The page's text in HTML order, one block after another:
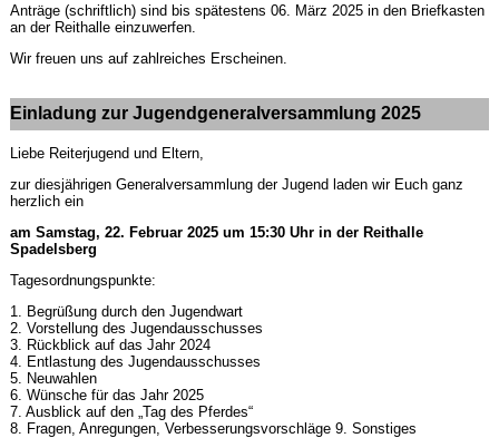
Anträge (schriftlich) sind bis spätestens 06. März 2025 in den Briefkasten
an der Reithalle einzuwerfen.
Wir freuen uns auf zahlreiches Erscheinen.
Einladung zur Jugendgeneralversammlung 2025
Liebe Reiterjugend und Eltern,
zur diesjährigen Generalversammlung der Jugend laden wir Euch ganz
herzlich ein
am Samstag, 22. Februar 2025 um 15:30 Uhr in der Reithalle
Spadelsberg
Tagesordnungspunkte:
1. Begrüßung durch den Jugendwart
2. Vorstellung des Jugendausschusses
3. Rückblick auf das Jahr 2024
4. Entlastung des Jugendausschusses
5. Neuwahlen
6. Wünsche für das Jahr 2025
7. Ausblick auf den „Tag des Pferdes“
8. Fragen, Anregungen, Verbesserungsvorschläge 9. Sonstiges